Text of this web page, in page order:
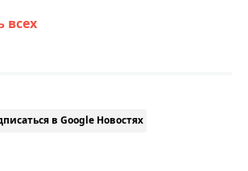
всех
в Google Новостях